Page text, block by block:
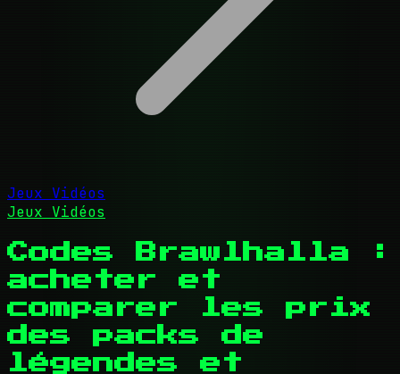
Jeux Vidéos
Jeux Vidéos
Codes Brawlhalla :
acheter et
comparer les prix
des packs de
légendes et